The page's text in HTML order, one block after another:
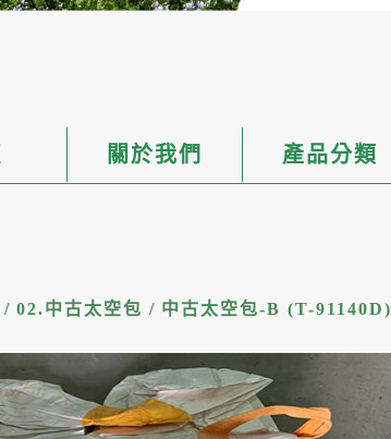
關於我們 產品分類
/ 02.中古太空包 / 中古太空包-B (T-91140D)